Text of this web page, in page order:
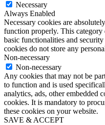
Necessary
Always Enabled
Necessary cookies are
function properly. This category
basic functionalities and
cookies do not store any
Non-necessary
Non-necessary
Any cookies that may not be
to function and is used
analytics, ads, other embedded
cookies. It is mandatory to
these cookies on your website.
SAVE & ACCEPT